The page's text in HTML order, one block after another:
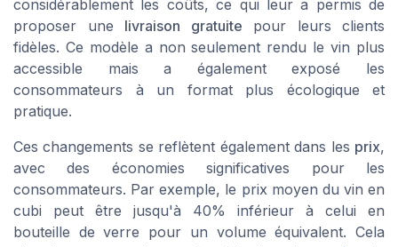
considérablement les coûts, ce qui leur a permis de
proposer une livraison gratuite pour leurs clients
fidèles. Ce modèle a non seulement rendu le vin plus
accessible mais a également exposé les
consommateurs à un format plus écologique et
pratique.
Ces changements se reflètent également dans les prix,
avec des économies significatives pour les
consommateurs. Par exemple, le prix moyen du vin en
cubi peut être jusqu'à 40% inférieur à celui en
bouteille de verre pour un volume équivalent. Cela